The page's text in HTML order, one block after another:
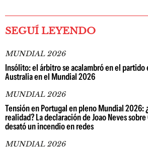
SEGUÍ LEYENDO
MUNDIAL 2026
Insólito: el árbitro se acalambró en el partido
Australia en el Mundial 2026
MUNDIAL 2026
Tensión en Portugal en pleno Mundial 2026:
realidad? La declaración de Joao Neves
desató un incendio en redes
MUNDIAL 2026